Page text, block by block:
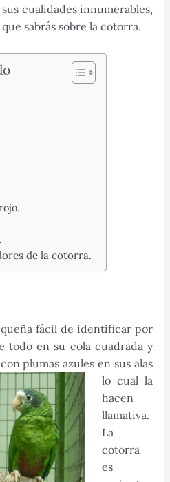
cualidades innumerables,
sabrás sobre la cotorra.
de la cotorra.
fácil de identificar por
todo en su cola cuadrada y
con plumas azules en sus alas
lo cual la
hacen
llamativa.
La
cotorra
es